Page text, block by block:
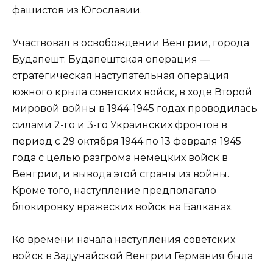
фашистов из Югославии.
Участвовал в освобождении Венгрии, города
Будапешт. Будапештская операция —
стратегическая наступательная операция
южного крыла советских войск, в ходе Второй
мировой войны в 1944-1945 годах проводилась
силами 2-го и 3-го Украинских фронтов в
период с 29 октября 1944 по 13 февраля 1945
года с целью разгрома немецких войск в
Венгрии, и вывода этой страны из войны.
Кроме того, наступление предполагало
блокировку вражеских войск на Балканах.
Ко времени начала наступления советских
войск в Задунайской Венгрии Германия была